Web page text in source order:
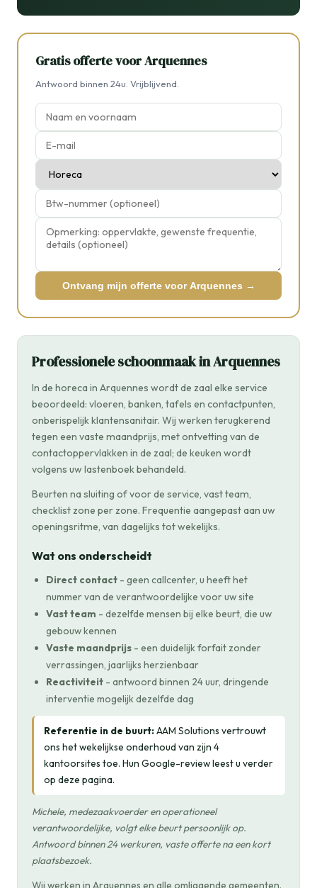
Gratis offerte voor Arquennes
Antwoord binnen 24u. Vrijblijvend.
Ontvang mijn offerte voor Arquennes →
Professionele schoonmaak in Arquennes
In de horeca in Arquennes wordt de zaal elke service
beoordeeld: vloeren, banken, tafels en contactpunten,
onberispelijk klantensanitair. Wij werken terugkerend
tegen een vaste maandprijs, met ontvetting van de
contactoppervlakken in de zaal; de keuken wordt
volgens uw lastenboek behandeld.
Beurten na sluiting of voor de service, vast team,
checklist zone per zone. Frequentie aangepast aan uw
openingsritme, van dagelijks tot wekelijks.
Wat ons onderscheidt
Direct contact - geen callcenter, u heeft het
nummer van de verantwoordelijke voor uw site
Vast team - dezelfde mensen bij elke beurt, die uw
gebouw kennen
Vaste maandprijs - een duidelijk forfait zonder
verrassingen, jaarlijks herzienbaar
Reactiviteit - antwoord binnen 24 uur, dringende
interventie mogelijk dezelfde dag
Referentie in de buurt:AAM Solutions vertrouwt
ons het wekelijkse onderhoud van zijn 4
kantoorsites toe. Hun Google-review leest u verder
op deze pagina.
Michele, medezaakvoerder en operationeel
verantwoordelijke, volgt elke beurt persoonlijk op.
Antwoord binnen 24 werkuren, vaste offerte na een kort
plaatsbezoek.
Wij werken in Arquennes en alle omliggende gemeenten.